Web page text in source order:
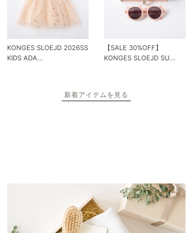
KONGES SLOEJD 2026SS
KIDS ADA...
【SALE 30%OFF】
KONGES SLOEJD SU...
新着アイテムを見る